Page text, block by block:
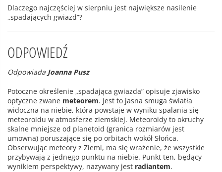
Dlaczego najczęściej w sierpniu jest największe nasilenie
„spadających gwiazd”?
ODPOWIEDŹ
Odpowiada Joanna Pusz
Potoczne określenie „spadająca gwiazda” opisuje zjawisko
optyczne zwane meteorem. Jest to jasna smuga światła
widoczna na niebie, która powstaje w wyniku spalania się
meteoroidu w atmosferze ziemskiej. Meteoroidy to okruchy
skalne mniejsze od planetoid (granica rozmiarów jest
umowna) poruszające się po orbitach wokół Słońca.
Obserwując meteory z Ziemi, ma się wrażenie, że wszystkie
przybywają z jednego punktu na niebie. Punkt ten, będący
wynikiem perspektywy, nazywany jest radiantem.